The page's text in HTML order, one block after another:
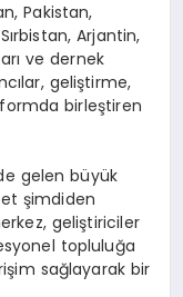
Pakistan,
Arjantin,
ve dernek
geliştirme,
birleştiren
gelen büyük
şimdiden
geliştiriciler
topluluğa
sağlayarak bir